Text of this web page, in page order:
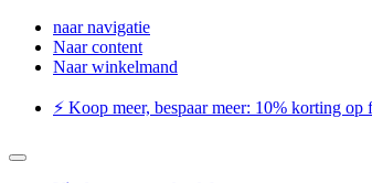
naar navigatie
Naar content
Naar winkelmand
⚡️ Koop meer, bespaar meer: ​​10% korting